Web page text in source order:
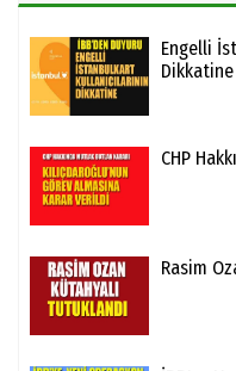
Engelli
Dikkatine
CHP
Rasim